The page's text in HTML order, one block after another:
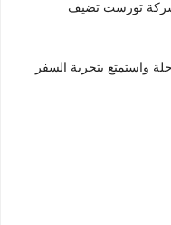
شركة تورست تضيف
واستمتع بتجربة السفر